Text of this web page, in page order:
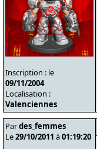
Inscription : le
09/11/2004
Localisation :
Valenciennes
Pardes_femmes
Le29/10/2011 à01:19:20